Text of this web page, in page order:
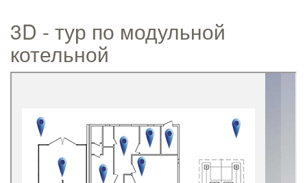
3D - тур по модульной
котельной